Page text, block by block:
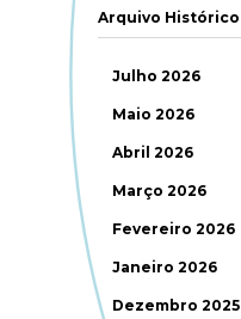
Arquivo Histórico
Julho 2026
Maio 2026
Abril 2026
Março 2026
Fevereiro 2026
Janeiro 2026
Dezembro 2025